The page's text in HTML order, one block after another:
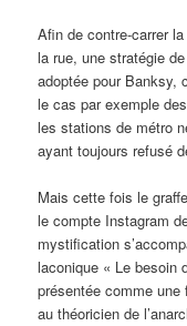
Afin de contre-carrer
la rue, une stratégie
adoptée pour Banksy,
le cas par exemple
les stations de métro
ayant toujours refusé
Mais cette fois le
le compte Instagram
mystification
laconique « Le besoin
présentée comme
au théoricien de